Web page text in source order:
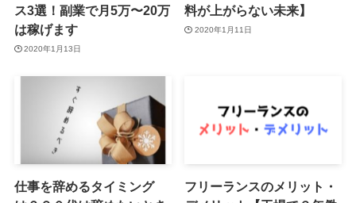
ス3選！副業で月5万〜20万
は稼げます
2020年1月13日
料が上がらない未来】
2020年1月11日
仕事を辞めるタイミング
フリーランスのメリット・